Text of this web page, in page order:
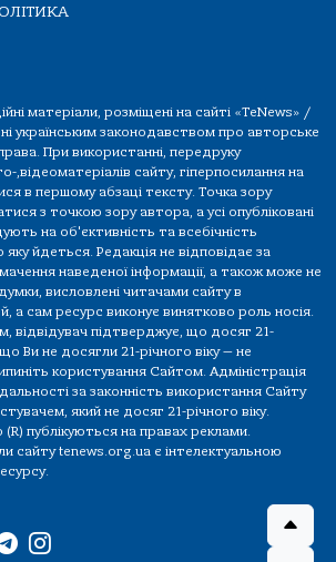
матеріали, розміщені на сайті «TeNews» /
українським законодавством про авторське
При використанні, передруку
,відеоматеріалів сайту, гіперпосилання на
в першому абзаці тексту. Точка зору
з точкою зору автора, а усі опубліковані
на об'єктивність та всебічність
йдеться. Редакція не відповідає за
наведеної інформації, а також може не
висловлені читачами сайту в
а сам ресурс виконує винятково роль носія.
відвідувач підтверджує, що досяг 21-
Ви не досягли 21-річного віку — не
користування Сайтом. Адміністрація
за законність використання Сайту
який не досяг 21-річного віку.
публікуються на правах реклами.
сайту tenews.org.ua є інтелектуальною